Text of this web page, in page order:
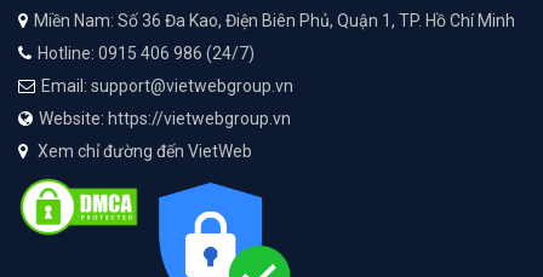
Miền Nam: Số 36 Đa Kao, Điện Biên Phủ, Quận 1, TP. Hồ Chí Minh
Hotline: 0915 406 986 (24/7)
Email: support@vietwebgroup.vn
Website: https://vietwebgroup.vn
Xem chỉ đường đến VietWeb